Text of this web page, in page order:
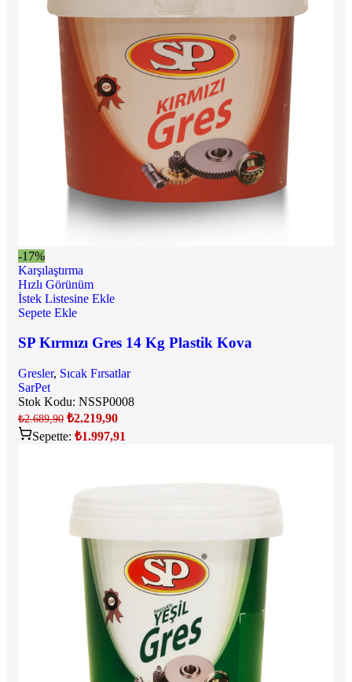
-17%
Karşılaştırma
Hızlı Görünüm
İstek Listesine Ekle
Sepete Ekle
SP Kırmızı Gres 14 Kg Plastik Kova
Gresler, Sıcak Fırsatlar
SarPet
Stok Kodu: NSSP0008
₺2.689,90 ₺2.219,90
Sepette: ₺1.997,91